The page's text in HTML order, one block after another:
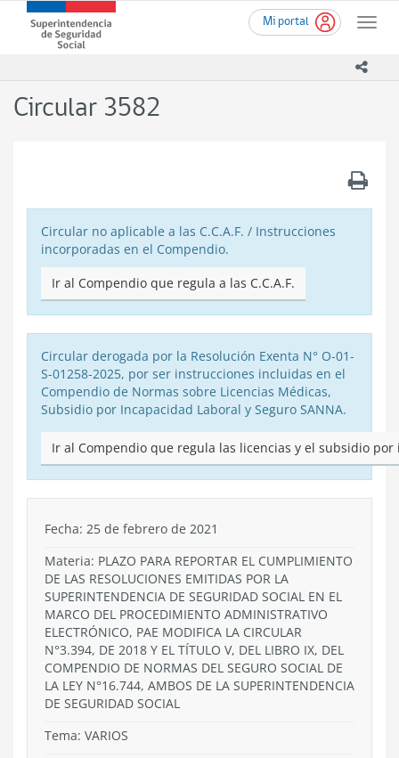
contenido
Mi portal
Toggle
Superintendencia
de
-
Circular 3582
Circular no aplicable a las C.C.A.F. / Instrucciones
incorporadas en el Compendio.
Ir al Compendio que regula a las C.C.A.F.
Circular derogada por la Resolución Exenta N° O-01-
S-01258-2025, por ser instrucciones incluidas en el
Compendio de Normas sobre Licencias Médicas,
Subsidio por Incapacidad Laboral y Seguro SANNA.
Ir al Compendio que regula las licencias y el subsidio por
Fecha: 25 de febrero de 2021
Materia: PLAZO PARA REPORTAR EL CUMPLIMIENTO
DE LAS RESOLUCIONES EMITIDAS POR LA
SUPERINTENDENCIA DE SEGURIDAD SOCIAL EN EL
MARCO DEL PROCEDIMIENTO ADMINISTRATIVO
ELECTRÓNICO, PAE MODIFICA LA CIRCULAR
N°3.394, DE 2018 Y EL TÍTULO V, DEL LIBRO IX, DEL
COMPENDIO DE NORMAS DEL SEGURO SOCIAL DE
LA LEY N°16.744, AMBOS DE LA SUPERINTENDENCIA
DE SEGURIDAD SOCIAL
Tema: VARIOS